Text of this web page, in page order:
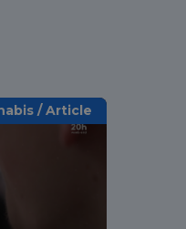
/ Article